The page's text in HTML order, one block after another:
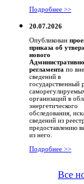
Подробнее >>
20.07.2026
Опубликован
приказа об
нового
регламента по
сведений в
государственный
организаций в
энергетического
обследования,
сведений из
предоставлению
из него.
Подробнее >>
Все